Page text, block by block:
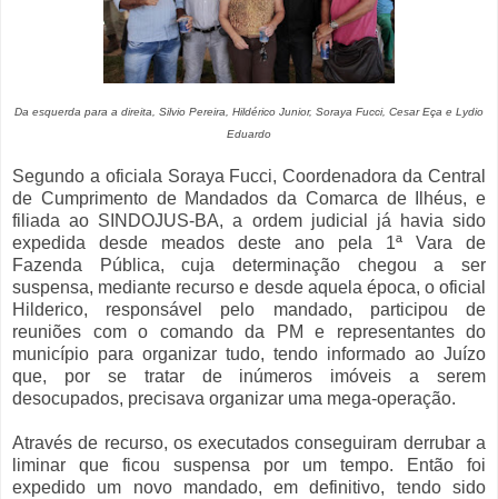
Da esquerda para a direita, Silvio Pereira, Hildérico Junior, Soraya Fucci, Cesar Eça e Lydio
Eduardo
Segundo a oficiala Soraya Fucci, Coordenadora da Central
de Cumprimento de Mandados da Comarca de Ilhéus, e
filiada ao SINDOJUS-BA, a ordem judicial já havia sido
expedida desde meados deste ano pela 1ª Vara de
Fazenda Pública, cuja determinação chegou a ser
suspensa, mediante recurso e desde aquela época, o oficial
Hilderico, responsável pelo mandado, participou de
reuniões com o comando da PM e representantes do
município para organizar tudo, tendo informado ao Juízo
que, por se tratar de inúmeros imóveis a serem
desocupados, precisava organizar uma mega-operação.
Através de recurso, os executados conseguiram derrubar a
liminar que ficou suspensa por um tempo. Então foi
expedido um novo mandado, em definitivo, tendo sido